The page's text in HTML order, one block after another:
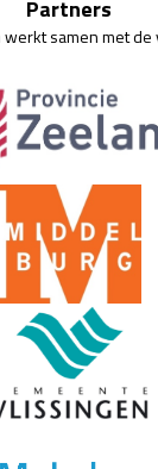
Partners
samen met